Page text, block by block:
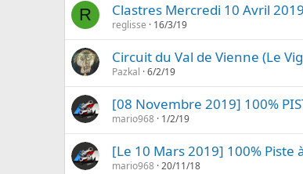
R Clastres Mercredi 10 Avril 2019
reglisse 16/3/19
Circuit du Val de Vienne (Le
Pazkal 6/2/19
[08 Novembre 2019] 100%
mario968 1/2/19
[Le 10 Mars 2019] 100% Piste
mario968 20/11/18